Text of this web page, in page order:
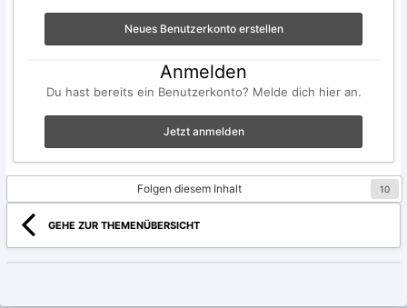
Neues Benutzerkonto erstellen
Anmelden
Du hast bereits ein Benutzerkonto? Melde dich hier an.
Jetzt anmelden
Folgen diesem Inhalt 10
GEHE ZUR THEMENÜBERSICHT